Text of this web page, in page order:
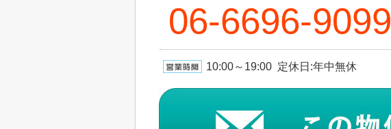
06-6696-9099
10:00～19:00 定休日:年中無休